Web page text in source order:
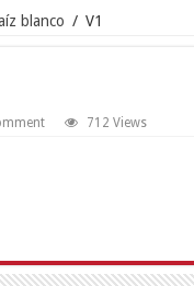
blanco / V1
712 Views